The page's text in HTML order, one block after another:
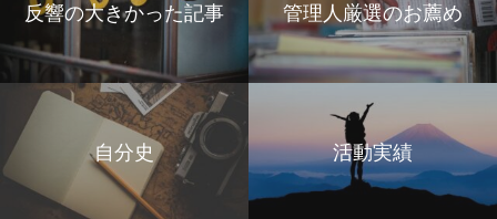
反響の大きかった記事 管理人厳選のお薦め
自分史 活動実績